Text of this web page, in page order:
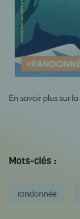
En savoir plus sur la
Mots-clés :
randonnée